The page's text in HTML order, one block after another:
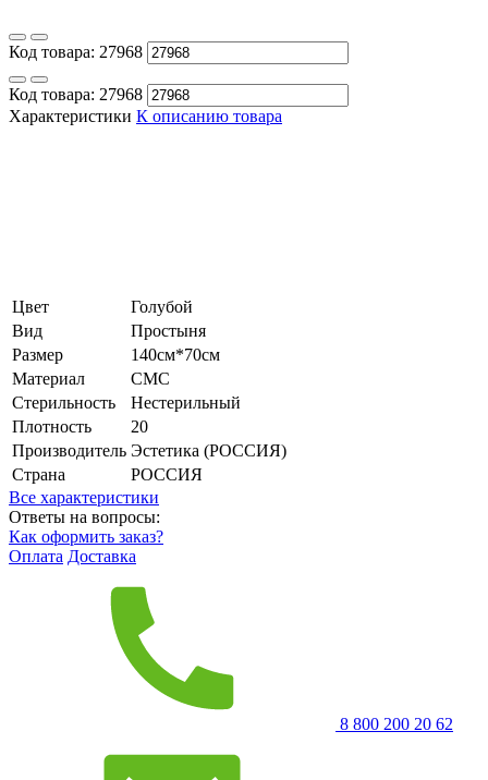
Код товара: 27968
Код товара: 27968
Характеристики К описанию товара
Цвет
Голубой
Вид
Простыня
Размер
140см*70см
Материал
СМС
Стерильность
Нестерильный
Плотность
20
Производитель Эстетика (РОССИЯ)
Страна
РОССИЯ
Все характеристики
Ответы на вопросы:
Как оформить заказ?
Оплата Доставка
8 800 200 20 62